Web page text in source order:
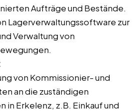
Aufträge und Bestände.
Lagerverwaltungssoftware zur
Verwaltung von
von Kommissionier- und
an die zuständigen
in Erkelenz, z.B. Einkauf und